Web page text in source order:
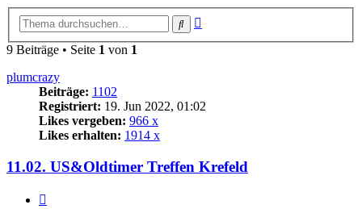
Suche
9 Beiträge • Seite 1 von 1
plumcrazy
Beiträge: 1102
Registriert: 19. Jun 2022, 01:02
Likes vergeben: 966 x
Likes erhalten: 1914 x
11.02. US&Oldtimer Treffen Krefeld